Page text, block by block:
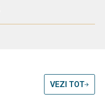
VEZI TOT